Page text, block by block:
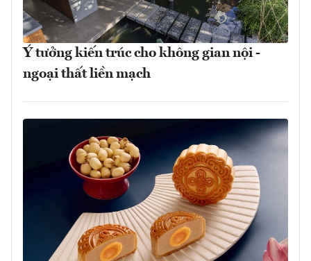
Ý tưởng kiến trúc cho không gian nội -
ngoại thất liền mạch